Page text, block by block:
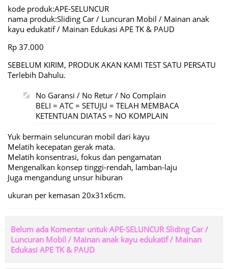
kode produk:APE-SELUNCUR
nama produk:Sliding Car / Luncuran Mobil / Mainan anak
kayu edukatif / Mainan Edukasi APE TK & PAUD
Rp 37.000
SEBELUM KIRIM, PRODUK AKAN KAMI TEST SATU PERSATU
Terlebih Dahulu.
No Garansi / No Retur / No Complain
BELI = ATC = SETUJU = TELAH MEMBACA
KETENTUAN DIATAS = NO KOMPLAIN
Yuk bermain seluncuran mobil dari kayu
Melatih kecepatan gerak mata.
Melatih konsentrasi, fokus dan pengamatan
Mengenalkan konsep tinggi-rendah, lamban-laju
Juga mengandung unsur hiburan
ukuran per kemasan 20x31x6cm.
Belum ada Komentar untuk APE-SELUNCUR Sliding Car /
Luncuran Mobil / Mainan anak kayu edukatif / Mainan
Edukasi APE TK & PAUD